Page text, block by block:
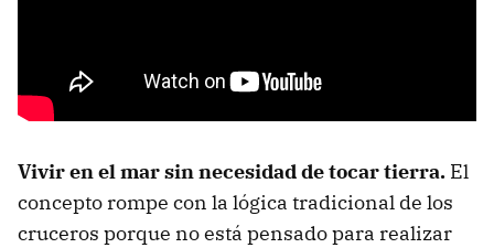
Vivir en el mar sin necesidad de tocar tierra. El
concepto rompe con la lógica tradicional de los
cruceros porque no está pensado para realizar